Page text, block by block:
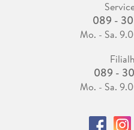
089 -
Mo. - Sa.
089 -
Mo. - Sa.